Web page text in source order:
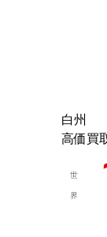
白州
高価買
世
界